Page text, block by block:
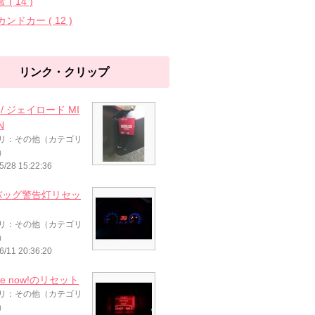
ンドカー ( 12 )
リンク・クリップ
ジェイロード MI
：その他（カテゴリ
28 15:22:36
グ警告灯リセッ
：その他（カテゴリ
11 20:36:20
now!のリセット
：その他（カテゴリ